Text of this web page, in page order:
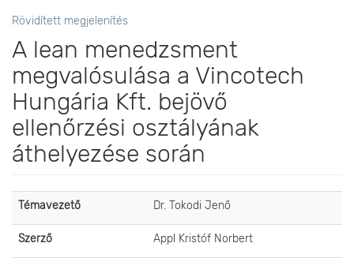
Rövidített megjelenítés
A lean menedzsment
megvalósulása a Vincotech
Hungária Kft. bejövő
ellenőrzési osztályának
áthelyezése során
Témavezető Dr. Tokodi Jenő
Szerző Appl Kristóf Norbert